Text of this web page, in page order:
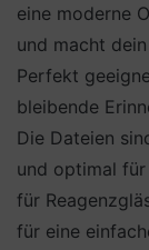
eine moderne
und macht
Perfekt
bleibende
Die Dateien
und optimal
für
für eine